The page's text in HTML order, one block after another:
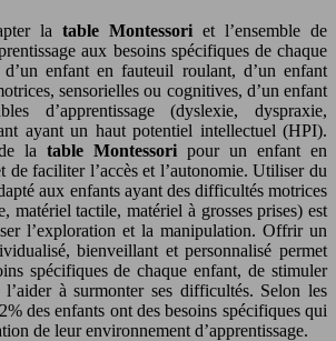
la table Montessori et l’ensemble de
aux besoins spécifiques de chaque
d’un enfant en fauteuil roulant, d’un enfant
sensorielles ou cognitives, d’un enfant
d’apprentissage (dyslexie, dyspraxie,
ayant un haut potentiel intellectuel (HPI).
la table Montessori pour un enfant en
de faciliter l’accès et l’autonomie. Utiliser du
aux enfants ayant des difficultés motrices
matériel tactile, matériel à grosses prises) est
l’exploration et la manipulation. Offrir un
bienveillant et personnalisé permet
spécifiques de chaque enfant, de stimuler
à surmonter ses difficultés. Selon les
des enfants ont des besoins spécifiques qui
de leur environnement d’apprentissage.